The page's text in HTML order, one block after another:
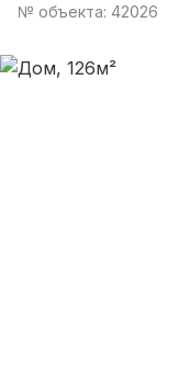
№ объекта: 42026